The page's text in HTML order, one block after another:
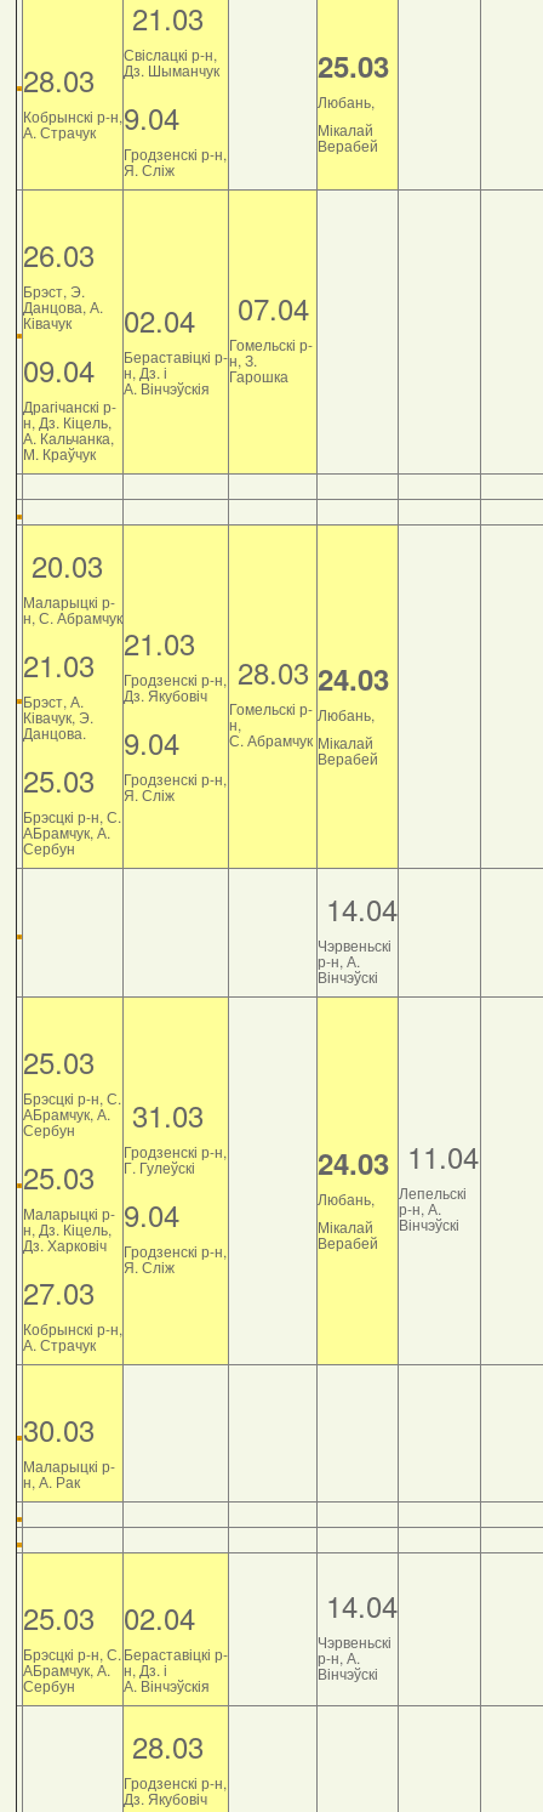
28.03
Кобрынскі р-н,
А. Страчук
21.03
Свіслацкі р-н,
Дз. Шыманчук
9.04
Гродзенскі р-н,
Я. Сліж
25.03
Любань,
Мікалай
Верабей
26.03
Брэст, Э.
Данцова, А.
Ківачук
09.04
Драгічанскі р-
н, Дз. Кіцель,
А. Кальчанка,
М. Краўчук
02.04
Бераставіцкі р-
н, Дз. і
А. Вінчэўскія
07.04
Гомельскі р-
н, З.
Гарошка
20.03
Маларыцкі р-
н, С. Абрамчук
21.03
Брэст, А.
Ківачук, Э.
Данцова.
25.03
Брэсцкі р-н, С.
АБрамчук, А.
Сербун
21.03
Гродзенскі р-н,
Дз. Якубовіч
9.04
Гродзенскі р-н,
Я. Сліж
28.03
Гомельскі р-
н,
С. Абрамчук
24.03
Любань,
Мікалай
Верабей
14.04
Чэрвеньскі
р-н, А.
Вінчэўскі
25.03
Брэсцкі р-н, С.
АБрамчук, А.
Сербун
25.03
Маларыцкі р-
н, Дз. Кіцель,
Дз. Харковіч
27.03
Кобрынскі р-н,
А. Страчук
31.03
Гродзенскі р-н,
Г. Гулеўскі
9.04
Гродзенскі р-н,
Я. Сліж
24.03
Любань,
Мікалай
Верабей
11.04
Лепельскі
р-н, А.
Вінчэўскі
30.03
Маларыцкі р-
н, А. Рак
25.03
Брэсцкі р-н, С.
АБрамчук, А.
Сербун
02.04
Бераставіцкі р-
н, Дз. і
А. Вінчэўскія
14.04
Чэрвеньскі
р-н, А.
Вінчэўскі
28.03
Гродзенскі р-н,
Дз. Якубовіч